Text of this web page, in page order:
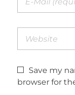
Save my
browser for